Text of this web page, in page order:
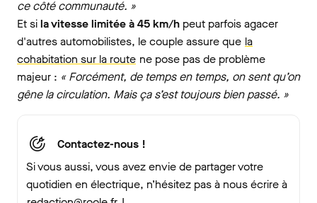
ce côté communauté. »
Et sila vitesse limitée à 45 km/h peut parfois agacer
d'autres automobilistes, le couple assure que la
cohabitation sur la route ne pose pas de problème
majeur : « Forcément, de temps en temps, on sent qu’on
gêne la circulation. Mais ça s’est toujours bien passé. »
Contactez-nous !
Si vous aussi, vous avez envie de partager votre
quotidien en électrique, n’hésitez pas à nous écrire à